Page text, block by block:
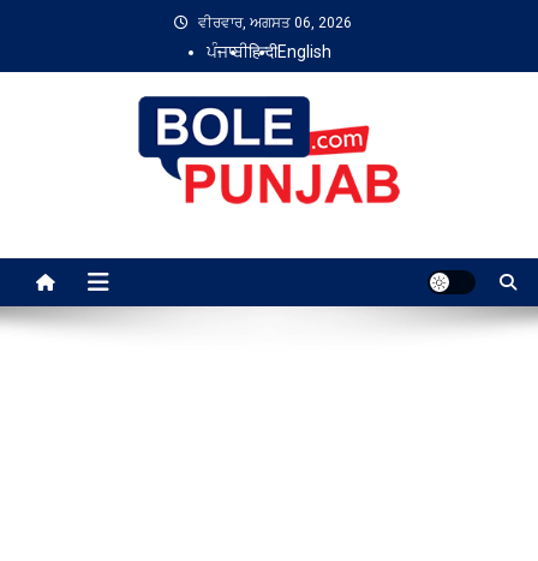
content
ਵੀਰਵਾਰ, ਅਗਸਤ 06, 2026
ਪੰਜਾਬੀहिन्दीEnglish